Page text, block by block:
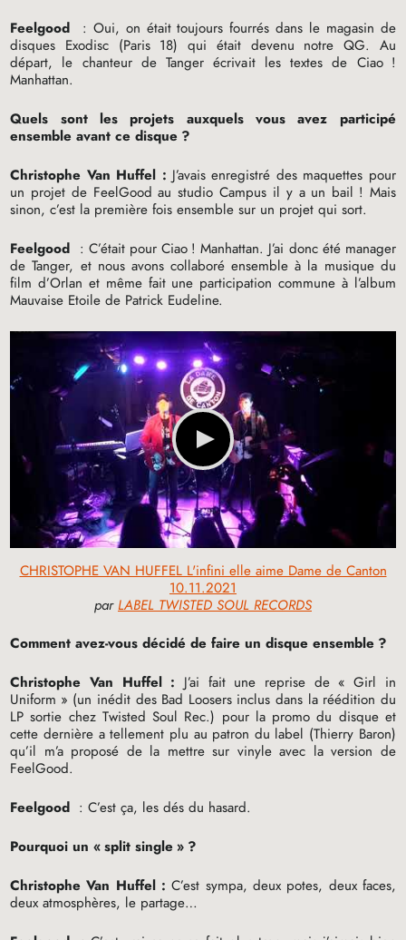
Feelgood
: Oui, on était toujours fourrés dans le magasin de
disques Exodisc (Paris 18) qui était devenu notreQG. Au
départ, le chanteur de Tanger écrivait les textes de Ciao !
Manhattan.
Quels sont les projets auxquels vous avez participé
ensemble avant ce disque ?
Christophe Van Huffel : J’avais enregistré des maquettes pour
un projet de FeelGood au studio Campus il y a un bail ! Mais
sinon, c’est la première fois ensemble sur un projet qui sort.
Feelgood : C’était pour Ciao ! Manhattan. J’ai donc été manager
de Tanger, et nous avons collaboré ensemble à la musique du
film d’Orlan et même fait une participation commune à l’album
Mauvaise Etoile de Patrick Eudeline.
CHRISTOPHE VAN HUFFEL L'infini elle aime Dame de Canton
10.11.2021
parLABEL TWISTED SOUL RECORDS
Comment avez-vous décidé de faire un disque ensemble ?
Christophe Van Huffel : J’ai fait une reprise de « Girl in
Uniform » (un inédit des Bad Loosers inclus dans la réédition du
LP sortie chez Twisted Soul Rec.) pour la promo du disque et
cette dernière a tellement plu au patron du label (Thierry Baron)
qu’il m’a proposé de la mettre sur vinyle avec la version de
FeelGood.
Feelgood : C’est ça, les dés du hasard.
Pourquoi un «split single» ?
Christophe Van Huffel : C’est sympa, deux potes, deux faces,
deux atmosphères, le partage…